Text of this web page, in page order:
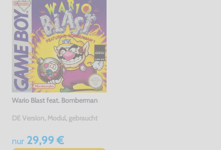
Wario Blast feat. Bomberman
DE Version, Modul, gebraucht
nur29,99 €